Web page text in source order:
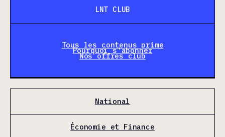
LNT CLUB
Tous les contenus prime
Pourquoi s'abonner
Nos offres club
National
Économie et Finance